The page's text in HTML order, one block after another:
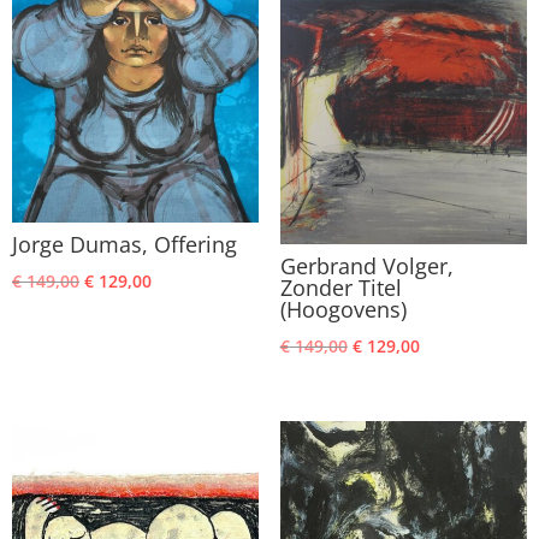
€ 189,00.€ 169,00.
Jorge Dumas, Offering
€149,00 Oorspronkelijke
€ 129,00Huidige
Gerbrand Volger,
Zonder Titel
(Hoogovens)
€149,00 Oorspronkelijke
€ 149,00.
€129,00Huidige
€ 129,00.